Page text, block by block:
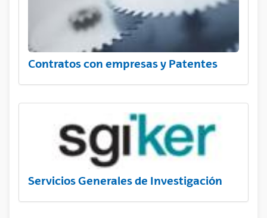
Contratos con empresas y Patentes
Servicios Generales de Investigación